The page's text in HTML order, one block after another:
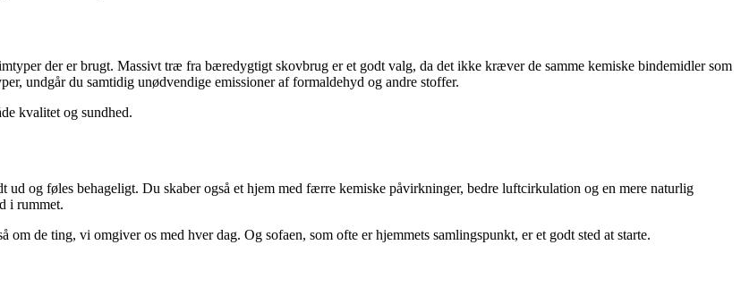
der er brugt. Massivt træ fra bæredygtigt skovbrug er et godt valg, da det ikke kræver de samme kemiske bindemidler som
undgår du samtidig unødvendige emissioner af formaldehyd og andre stoffer.
kvalitet og sundhed.
og føles behageligt. Du skaber også et hjem med færre kemiske påvirkninger, bedre luftcirkulation og en mere naturlig
i rummet.
de ting, vi omgiver os med hver dag. Og sofaen, som ofte er hjemmets samlingspunkt, er et godt sted at starte.